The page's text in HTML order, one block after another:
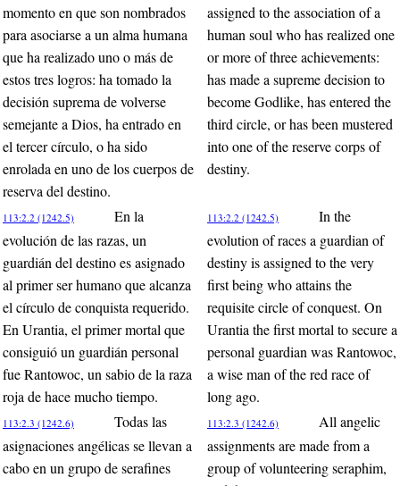
momento en que son nombrados
para asociarse a un alma humana
que ha realizado uno o más de
estos tres logros: ha tomado la
decisión suprema de volverse
semejante a Dios, ha entrado en
el tercer círculo, o ha sido
enrolada en uno de los cuerpos de
reserva del destino.
assigned to the association of a
human soul who has realized one
or more of three achievements:
has made a supreme decision to
become Godlike, has entered the
third circle, or has been mustered
into one of the reserve corps of
destiny.
113:2.2 (1242.5)
En la
evolución de las razas, un
guardián del destino es asignado
al primer ser humano que alcanza
el círculo de conquista requerido.
En Urantia, el primer mortal que
consiguió un guardián personal
fue Rantowoc, un sabio de la raza
roja de hace mucho tiempo.
113:2.2 (1242.5)
In the
evolution of races a guardian of
destiny is assigned to the very
first being who attains the
requisite circle of conquest. On
Urantia the first mortal to secure a
personal guardian was Rantowoc,
a wise man of the red race of
long ago.
113:2.3 (1242.6)
Todas las
asignaciones angélicas se llevan a
cabo en un grupo de serafines
113:2.3 (1242.6)
All angelic
assignments are made from a
group of volunteering seraphim,